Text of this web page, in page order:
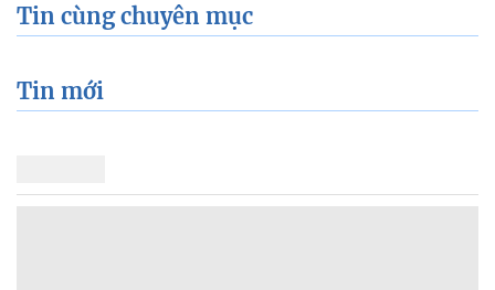
Tin cùng chuyên mục
Tin mới